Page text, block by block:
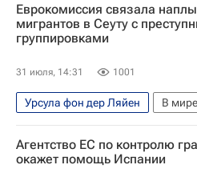
Кайя Каллас
Евросоюз
Наплыв мигрантов в Испании
Еврокомиссия связала
мигрантов в Сеуту с
группировками
31 июля, 14:31 1001
Урсула фон дер Ляйен В мире
Марокко
Еврокомиссия
Агентство ЕС по контролю
окажет помощь Испании